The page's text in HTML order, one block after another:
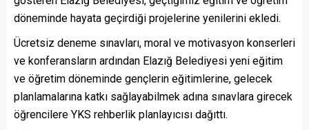
döneminde hayata geçirdiği projelerine yenilerini ekledi.
Ücretsiz deneme sınavları, moral ve motivasyon konserleri
ve konferansların ardından Elazığ Belediyesi yeni eğitim
ve öğretim döneminde gençlerin eğitimlerine, gelecek
planlamalarına katkı sağlayabilmek adına sınavlara girecek
öğrencilere YKS rehberlik planlayıcısı dağıttı.